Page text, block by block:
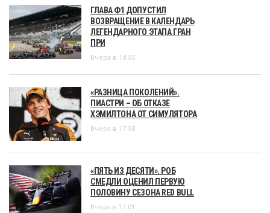
ГЛАВА Ф1 ДОПУСТИЛ
ВОЗВРАЩЕНИЕ В КАЛЕНДАРЬ
ЛЕГЕНДАРНОГО ЭТАПА ГРАН
ПРИ
Вчера в 18:55
«РАЗНИЦА ПОКОЛЕНИЙ».
ПИАСТРИ – ОБ ОТКАЗЕ
ХЭМИЛТОНА ОТ СИМУЛЯТОРА
Вчера в 17:58
«ПЯТЬ ИЗ ДЕСЯТИ». РОБ
СМЕДЛИ ОЦЕНИЛ ПЕРВУЮ
ПОЛОВИНУ СЕЗОНА RED BULL
Вчера в 17:01